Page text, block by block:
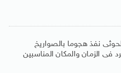
نفذ هجوما بالصواريخ
فى الزمان والمكان المناسبين